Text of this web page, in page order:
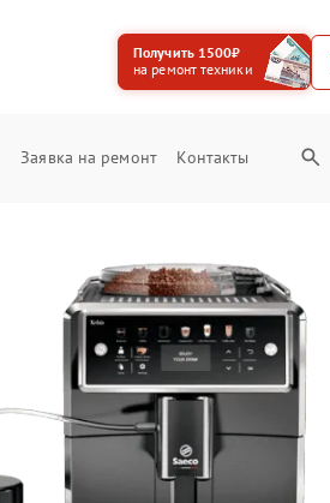
Получить 1500₽
на ремонт техники
Заявка на ремонт Контакты